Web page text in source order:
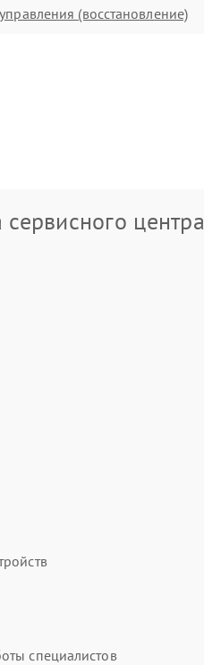
(восстановление)
центра
специалистов